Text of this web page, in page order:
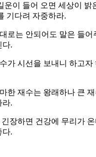
운이 들어 오면 세상이 밝
기다려 자중하라.
로는 안되어도 말은 들어
다.
가 시선을 보내니 하고자
한 재수는 왕래하나 큰
라.
긴장하면 건강에 무리가
다.